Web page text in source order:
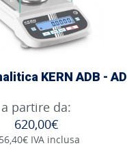
KERN ADB -
a partire da:
620,00€
IVA inclusa